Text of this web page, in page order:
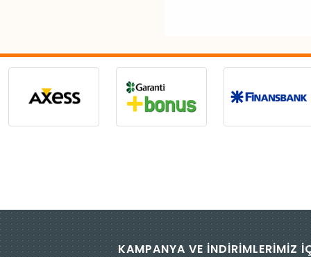
KAMPANYA VE İNDİRİMLERİMİZ